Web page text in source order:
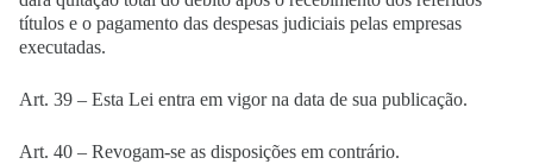
títulos e o pagamento das despesas judiciais pelas empresas
executadas.
Art. 39 – Esta Lei entra em vigor na data de sua publicação.
Art. 40 – Revogam-se as disposições em contrário.